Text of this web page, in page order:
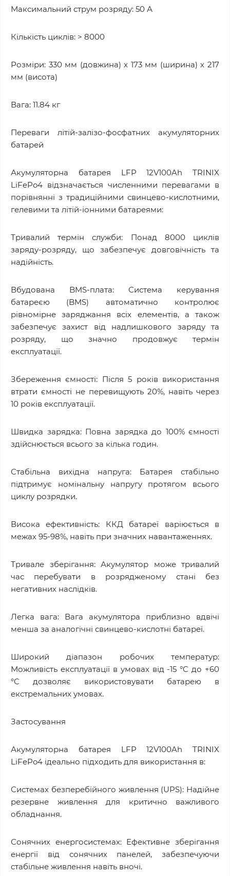
Максимальний струм розряду: 50 А
Кількість циклів: > 8000
Розміри: 330 мм (довжина) x 173 мм (ширина) x 217
мм (висота)
Вага: 11.84 кг
Переваги літій-залізо-фосфатних акумуляторних
батарей
Акумуляторна батарея LFP 12V100Ah TRINIX
LiFePo4 відзначається численними перевагами в
порівнянні з традиційними свинцево-кислотними,
гелевими та літій-іонними батареями:
Тривалий термін служби: Понад 8000 циклів
заряду-розряду, що забезпечує довговічність та
надійність.
Вбудована BMS-плата: Система керування
батареєю (BMS) автоматично контролює
рівномірне заряджання всіх елементів, а також
забезпечує захист від надлишкового заряду та
розряду, що значно продовжує термін
експлуатації.
Збереження ємності: Після 5 років використання
втрати ємності не перевищують 20%, навіть через
10 років експлуатації.
Швидка зарядка: Повна зарядка до 100% ємності
здійснюється всього за кілька годин.
Стабільна вихідна напруга: Батарея стабільно
підтримує номінальну напругу протягом всього
циклу розрядки.
Висока ефективність: ККД батареї варіюється в
межах 95-98%, навіть при значних навантаженнях.
Тривале зберігання: Акумулятор може тривалий
час перебувати в розрядженому стані без
негативних наслідків.
Легка вага: Вага акумулятора приблизно вдвічі
менша за аналогічні свинцево-кислотні батареї.
Широкий діапазон робочих температур:
Можливість експлуатації в умовах від -15 °C до +60
°C дозволяє використовувати батарею в
екстремальних умовах.
Застосування
Акумуляторна батарея LFP 12V100Ah TRINIX
LiFePo4 ідеально підходить для використання в:
Системах безперебійного живлення (UPS): Надійне
резервне живлення для критично важливого
обладнання.
Сонячних енергосистемах: Ефективне зберігання
енергії від сонячних панелей, забезпечуючи
стабільне живлення навіть вночі.